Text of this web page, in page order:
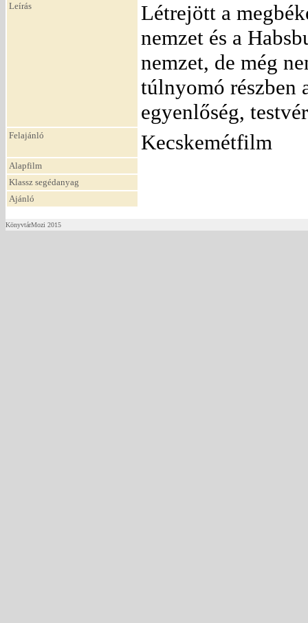
Leírás
Létrejött a
nemzet és a
nemzet, de még
túlnyomó részben
egyenlőség,
Felajánló Kecskemétfilm
Alapfilm
Klassz segédanyag
Ajánló
KönyvtárMozi 2015